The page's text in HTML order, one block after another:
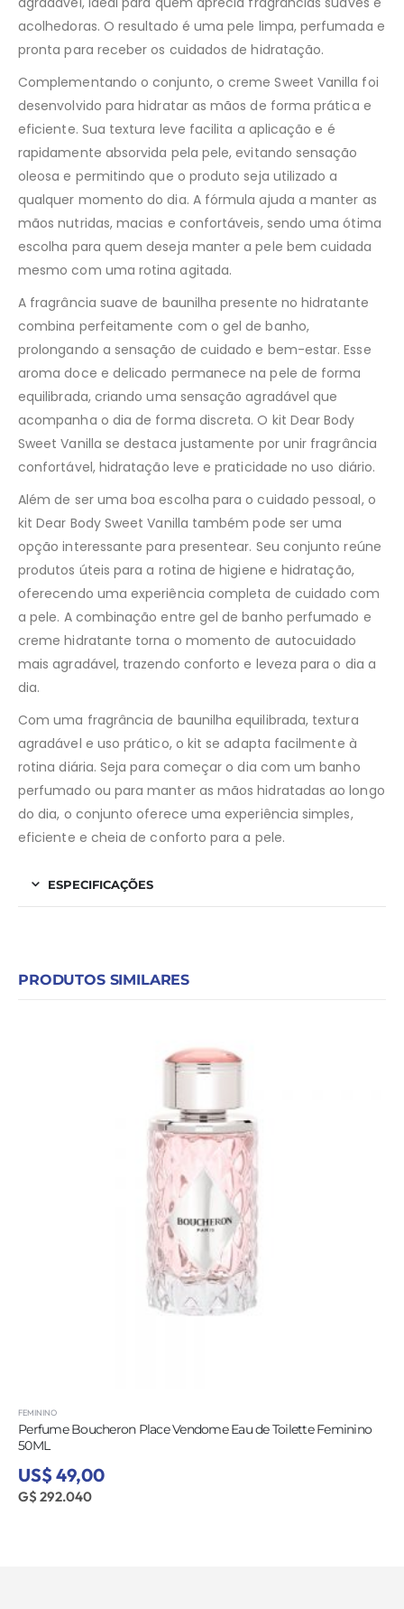
acolhedoras. O resultado é uma pele limpa, perfumada e
pronta para receber os cuidados de hidratação.
Complementando o conjunto, o creme Sweet Vanilla foi
desenvolvido para hidratar as mãos de forma prática e
eficiente. Sua textura leve facilita a aplicação e é
rapidamente absorvida pela pele, evitando sensação
oleosa e permitindo que o produto seja utilizado a
qualquer momento do dia. A fórmula ajuda a manter as
mãos nutridas, macias e confortáveis, sendo uma ótima
escolha para quem deseja manter a pele bem cuidada
mesmo com uma rotina agitada.
A fragrância suave de baunilha presente no hidratante
combina perfeitamente com o gel de banho,
prolongando a sensação de cuidado e bem-estar. Esse
aroma doce e delicado permanece na pele de forma
equilibrada, criando uma sensação agradável que
acompanha o dia de forma discreta. O kit Dear Body
Sweet Vanilla se destaca justamente por unir fragrância
confortável, hidratação leve e praticidade no uso diário.
Além de ser uma boa escolha para o cuidado pessoal, o
kit Dear Body Sweet Vanilla também pode ser uma
opção interessante para presentear. Seu conjunto reúne
produtos úteis para a rotina de higiene e hidratação,
oferecendo uma experiência completa de cuidado com
a pele. A combinação entre gel de banho perfumado e
creme hidratante torna o momento de autocuidado
mais agradável, trazendo conforto e leveza para o dia a
dia.
Com uma fragrância de baunilha equilibrada, textura
agradável e uso prático, o kit se adapta facilmente à
rotina diária. Seja para começar o dia com um banho
perfumado ou para manter as mãos hidratadas ao longo
do dia, o conjunto oferece uma experiência simples,
eficiente e cheia de conforto para a pele.
ESPECIFICAÇÕES
PRODUTOS SIMILARES
FEMININO
Perfume Boucheron Place Vendome Eau de Toilette Feminino
50ML
US$ 49,00
G$ 292.040